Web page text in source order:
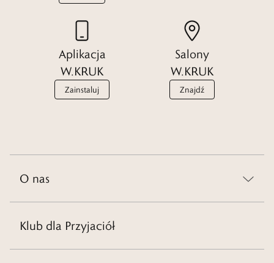
Aplikacja
W.KRUK
Zainstaluj
Salony
W.KRUK
Znajdź
O nas
Klub dla Przyjaciół